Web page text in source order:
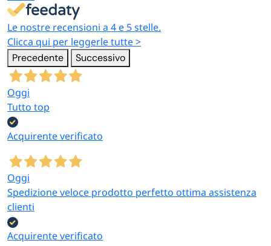
Le nostre recensioni a 4 e 5 stelle.
Clicca qui per leggerle tutte >
Precedente Successivo
Oggi
Tutto top
Acquirente verificato
Oggi
Spedizione veloce prodotto perfetto ottima assistenza
clienti
Acquirente verificato